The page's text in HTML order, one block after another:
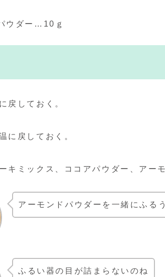
ウダー…10ｇ
戻しておく。
に戻しておく。
キミックス、ココアパウダー、アー
アーモンドパウダーを一緒にふる
ふるい器の目が詰まらないのね